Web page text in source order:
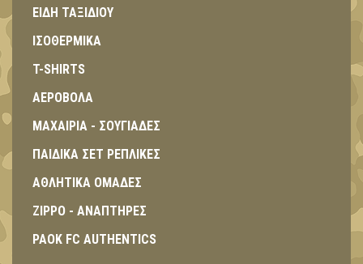
ΕΙΔΗ ΤΑΞΙΔΙΟΥ
ΙΣΟΘΕΡΜΙΚΑ
T-SHIRTS
ΑΕΡΟΒΟΛΑ
ΜΑΧΑΙΡΙΑ - ΣΟΥΓΙΑΔΕΣ
ΠΑΙΔΙΚΑ ΣΕΤ ΡΕΠΛΙΚΕΣ
ΑΘΛΗΤΙΚΑ ΟΜΑΔΕΣ
ZIPPO - ΑΝΑΠΤΗΡΕΣ
PAOK FC AUTHENTICS